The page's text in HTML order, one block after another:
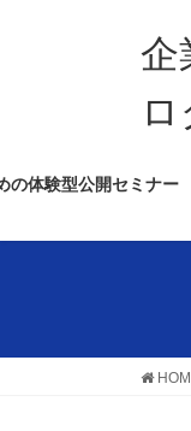
ス
ッ
ン
移
企
の体験型公開セミナー